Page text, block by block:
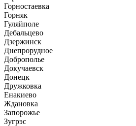
Горностаевка
Горняк
Гуляйполе
Дебальцево
Дзержинск
Днепрорудное
Доброполье
Докучаевск
Донецк
Дружковка
Енакиево
Ждановка
Запорожье
Зугрэс